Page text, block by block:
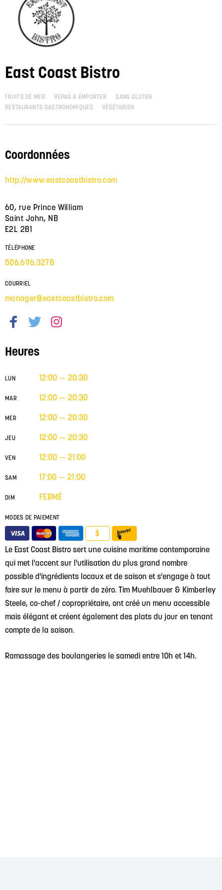
East Coast Bistro
FRUITS DE MER REPAS À EMPORTER
SANS GLUTEN
RESTAURANTS GASTRONOMIQUES
VÉGÉTARIEN
Le East Coast Bistro sert une cuisine maritime contemporaine
qui met l'accent sur l'utilisation du plus grand nombre
possible d'ingrédients locaux et de saison et s'engage à tout
faire sur le menu à partir de zéro. Tim Muehlbauer & Kimberley
Steele, co-chef / copropriétaire, ont créé un menu accessible
mais élégant et créent également des plats du jour en tenant
compte de la saison.
Ramassage des boulangeries le samedi entre 10h et 14h.
Coordonnées
http://www.eastcoastbistro.com
60, rue Prince William
Saint John, NB
E2L 2B1
TÉLÉPHONE
506.696.3278
COURRIEL
manager@eastcoastbistro.com
Heures
LUN 12:00 — 20:30
MAR 12:00 — 20:30
MER 12:00 — 20:30
JEU 12:00 — 20:30
VEN 12:00 — 21:00
SAM 17:00 — 21:00
DIM FERMÉ
MODES DE PAIEMENT
$